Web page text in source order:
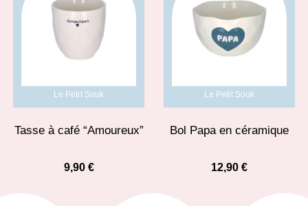
Le Petit Souk
Tasse à café “Amoureux”
9,90 €
Le Petit Souk
Bol Papa en céramique
12,90 €